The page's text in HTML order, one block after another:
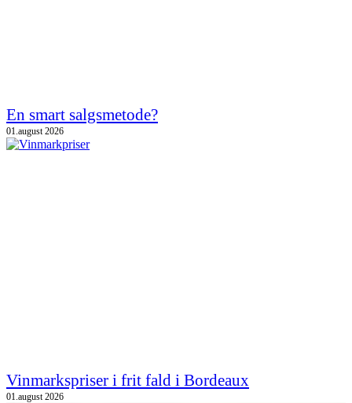
En smart salgsmetode?
01.august 2026
Vinmarkspriser i frit fald i Bordeaux
01.august 2026